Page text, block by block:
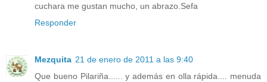
cuchara me gustan mucho, un abrazo.Sefa
Responder
Mezquita 21 de enero de 2011 a las 9:40
Que bueno Pilariña...... y además en olla rápida.... menuda